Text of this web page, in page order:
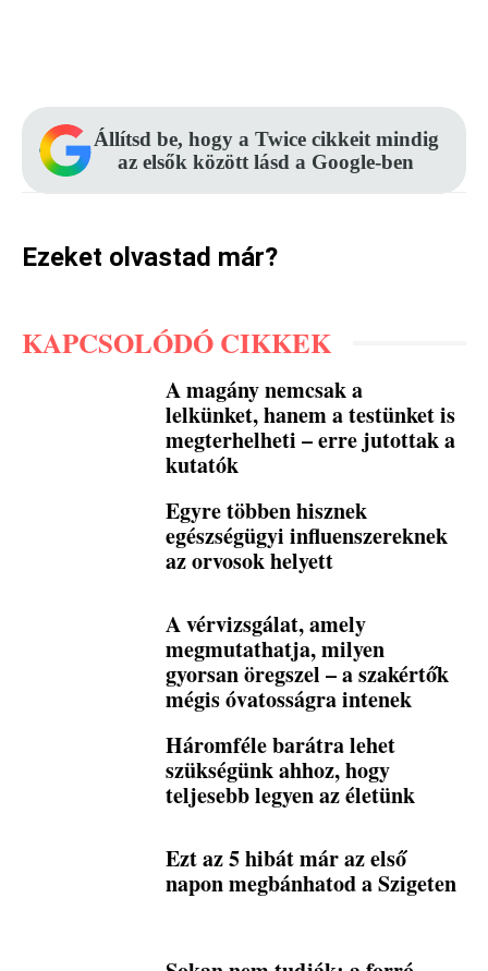
Állítsd be, hogy a Twice cikkeit mindig
az elsők között lásd a Google-ben
Ezeket olvastad már?
KAPCSOLÓDÓ CIKKEK
A magány nemcsak a
lelkünket, hanem a testünket is
megterhelheti – erre jutottak a
kutatók
Egyre többen hisznek
egészségügyi influenszereknek
az orvosok helyett
A vérvizsgálat, amely
megmutathatja, milyen
gyorsan öregszel – a szakértők
mégis óvatosságra intenek
Háromféle barátra lehet
szükségünk ahhoz, hogy
teljesebb legyen az életünk
Ezt az 5 hibát már az első
napon megbánhatod a Szigeten